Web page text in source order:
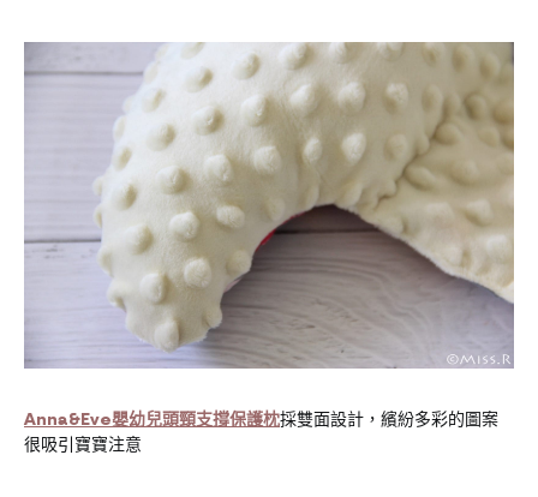
Anna&Eve嬰幼兒頭頸支撐保護枕採雙面設計，繽紛多彩的圖案
很吸引寶寶注意